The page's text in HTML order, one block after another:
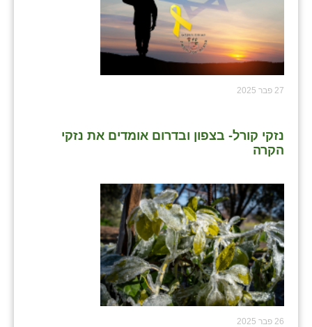
27 פבר 2025
נזקי קורל- בצפון ובדרום אומדים את נזקי
הקרה
26 פבר 2025